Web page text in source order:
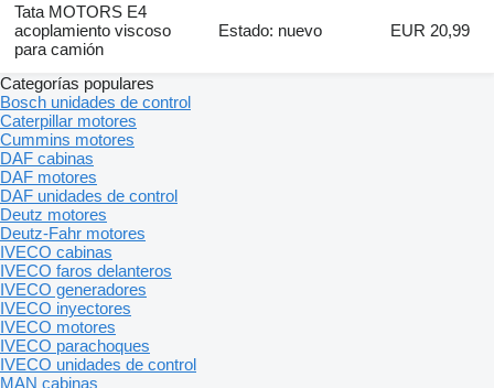
Tata MOTORS E4
acoplamiento viscoso
para camión
Estado: nuevo EUR 20,99
Categorías populares
Bosch unidades de control
Caterpillar motores
Cummins motores
DAF cabinas
DAF motores
DAF unidades de control
Deutz motores
Deutz-Fahr motores
IVECO cabinas
IVECO faros delanteros
IVECO generadores
IVECO inyectores
IVECO motores
IVECO parachoques
IVECO unidades de control
MAN cabinas